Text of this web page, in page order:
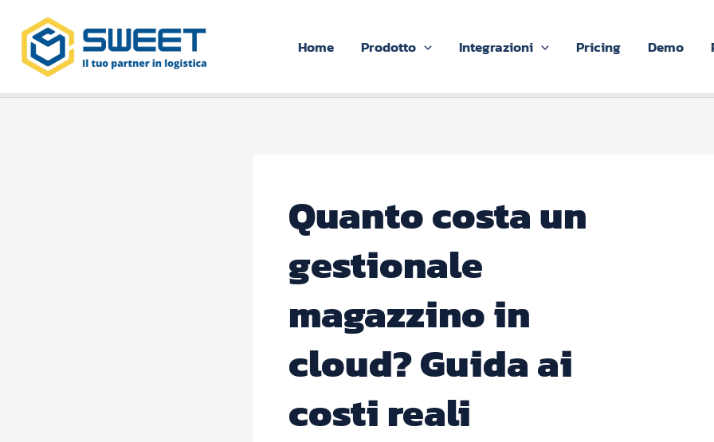
contenuto
Home Prodotto Integrazioni Pricing Demo
Quanto costa un
gestionale
magazzino in
cloud? Guida ai
costi reali